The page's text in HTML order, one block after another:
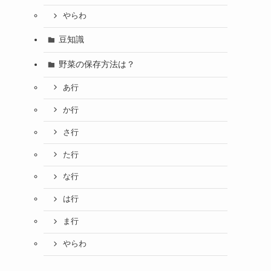
やらわ
豆知識
野菜の保存方法は？
あ行
か行
さ行
た行
な行
は行
ま行
やらわ